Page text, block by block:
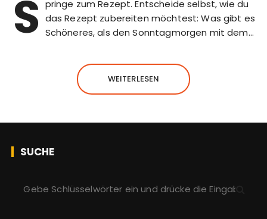
S pringe zum Rezept. Entscheide selbst, wie du
das Rezept zubereiten möchtest: Was gibt es
Schöneres, als den Sonntagmorgen mit dem…
WEITERLESEN
SUCHE